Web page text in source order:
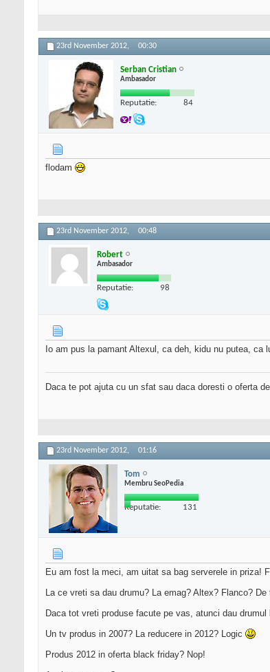
23rd November 2012, 00:30
Serban Cristian
Ambasador
Reputatie: 84
flodam
23rd November 2012, 00:48
Robert
Ambasador
Reputatie: 98
Io am pus la pamant Altexul, ca deh, kidu nu putea, ca
Daca te pot ajuta cu un sfat sau daca doresti o oferta
23rd November 2012, 01:16
Tom
Membru SeoPedia
Reputatie: 131
Eu am fost la meci, am uitat sa bag serverele in priza!
La ce vreti sa dau drumu? La emag? Altex? Flanco? De
Daca tot vreti produse facute pe vas, atunci dau drumul
Un tv produs in 2007? La reducere in 2012? Logic
Produs 2012 in oferta black friday? Nop!